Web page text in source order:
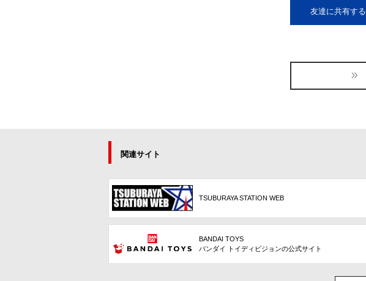
友達に共有する
関連サイト
TSUBURAYA STATION WEB
BANDAI TOYS
バンダイ トイディビジョンの公式サイト